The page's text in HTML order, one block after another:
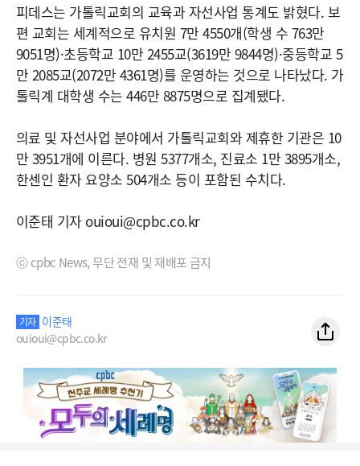
피데스는 가톨릭교회의 교육과 자선사업 통계도 밝혔다. 보
편 교회는 세계적으로 유치원 7만 4550개(학생 수 763만
9051명)·초등학교 10만 2455교(3619만 9844명)·중등학교 5
만 2085교(2072만 4361명)를 운영하는 것으로 나타났다. 가
톨릭계 대학생 수는 446만 8875명으로 집계됐다.
의료 및 자선사업 분야에서 가톨릭교회와 제휴한 기관은 10
만 3951개에 이른다. 병원 5377개소, 진료소 1만 3895개소,
한센인 환자 요양소 504개소 등이 포함된 수치다.
이준태 기자 ouioui@cpbc.co.kr
ⓒ cpbc News, 무단 전재 및 재배포 금지
기자 이준태
ouioui@cpbc.co.kr